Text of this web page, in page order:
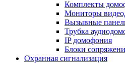
Комплекты
Мониторы
Вызывные
Трубка
IP домофония
Блоки
Охранная сигнализация